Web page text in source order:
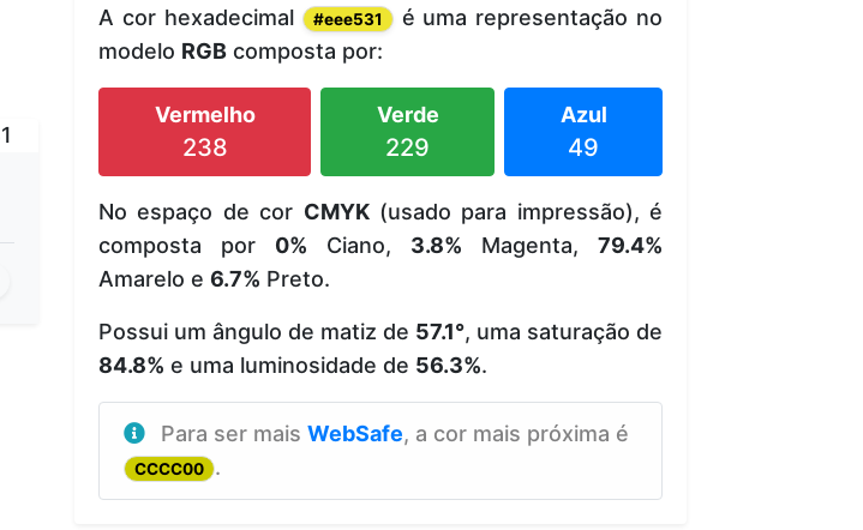
A cor hexadecimal #eee531
é uma representação no
modelo RGB composta por:
Vermelho
238
Verde
229
Azul
49
No espaço de cor CMYK(usado para impressão), é
composta por 0% Ciano, 3.8% Magenta, 79.4%
Amarelo e 6.7% Preto.
Possui um ângulo de matiz de 57.1°, uma saturação de
84.8% e uma luminosidade de 56.3%.
Para ser mais WebSafe, a cor mais próxima é
CCCC00 .